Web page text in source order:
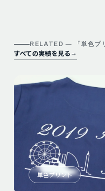
RELATED — 「単色プ
すべての実績を見る →
単色プリント